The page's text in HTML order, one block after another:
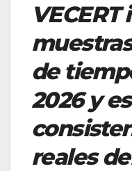
de
2026 y
reales